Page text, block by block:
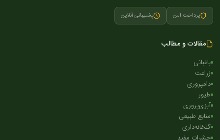
پرداخت امن پشتیبانی آنلاین
مقالات و مطالب
باغبانی
زراعت
دامپروری
طیور
آبزی‌پروری
منابع طبیعی
گلخانه‌داری
حشرات مفید